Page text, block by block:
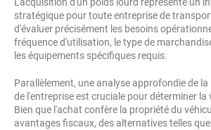
L'acquisition d'un poids lourd représente un
stratégique pour toute entreprise de
d'évaluer précisément les besoins
fréquence d'utilisation, le type de
les équipements spécifiques requis.
Parallèlement, une analyse approfondie de
de l'entreprise est cruciale pour déterminer la
Bien que l'achat confère la propriété du
avantages fiscaux, des alternatives telles